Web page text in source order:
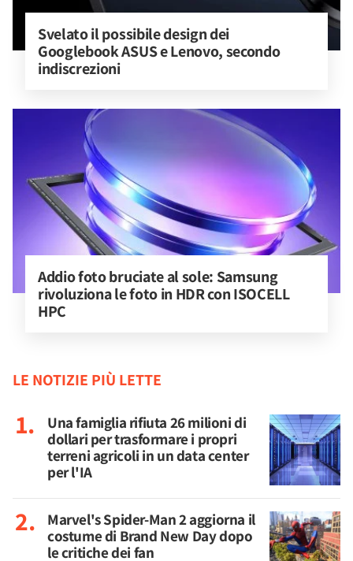
Svelato il possibile design dei
Googlebook ASUS e Lenovo, secondo
indiscrezioni
Addio foto bruciate al sole: Samsung
rivoluziona le foto in HDR con ISOCELL
HPC
LE NOTIZIE PIÙ LETTE
Una famiglia rifiuta 26 milioni di
dollari per trasformare i propri
terreni agricoli in un data center
per l'IA
Marvel's Spider-Man 2 aggiorna il
costume di Brand New Day dopo
le critiche dei fan